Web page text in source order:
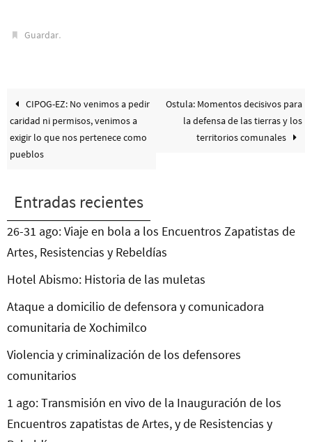
Guardar.
CIPOG-EZ: No venimos a pedir
caridad ni permisos, venimos a
exigir lo que nos pertenece como
pueblos
Ostula: Momentos decisivos para
la defensa de las tierras y los
territorios comunales
Entradas recientes
26-31 ago: Viaje en bola a los Encuentros Zapatistas de
Artes, Resistencias y Rebeldías
Hotel Abismo: Historia de las muletas
Ataque a domicilio de defensora y comunicadora
comunitaria de Xochimilco
Violencia y criminalización de los defensores
comunitarios
1 ago: Transmisión en vivo de la Inauguración de los
Encuentros zapatistas de Artes, y de Resistencias y